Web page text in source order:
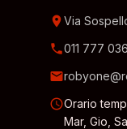
location_onVia
phone011 777
email
scheduleOrario
Mar, Gio,